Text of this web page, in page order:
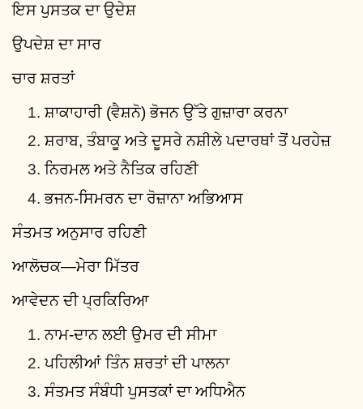
ਇਸ ਪੁਸਤਕ ਦਾ ਉਦੇਸ਼
ਉਪਦੇਸ਼ ਦਾ ਸਾਰ
ਚਾਰ ਸ਼ਰਤਾਂ
ਸ਼ਾਕਾਹਾਰੀ (ਵੈਸ਼ਨੋ) ਭੋਜਨ ਉੱਤੇ ਗੁਜ਼ਾਰਾ ਕਰਨਾ
ਸ਼ਰਾਬ, ਤੰਬਾਕੂ ਅਤੇ ਦੂਸਰੇ ਨਸ਼ੀਲੇ ਪਦਾਰਥਾਂ ਤੋਂ ਪਰਹੇਜ਼
ਨਿਰਮਲ ਅਤੇ ਨੈਤਿਕ ਰਹਿਣੀ
ਭਜਨ-ਸਿਮਰਨ ਦਾ ਰੋਜ਼ਾਨਾ ਅਭਿਆਸ
ਸੰਤਮਤ ਅਨੁਸਾਰ ਰਹਿਣੀ
ਆਲੋਚਕ—ਮੇਰਾ ਮਿੱਤਰ
ਆਵੇਦਨ ਦੀ ਪ੍ਰਕਿਰਿਆ
ਨਾਮ-ਦਾਨ ਲਈ ਉਮਰ ਦੀ ਸੀਮਾ
ਪਹਿਲੀਆਂ ਤਿੰਨ ਸ਼ਰਤਾਂ ਦੀ ਪਾਲਨਾ
ਸੰਤਮਤ ਸੰਬੰਧੀ ਪੁਸਤਕਾਂ ਦਾ ਅਧਿਐਨ